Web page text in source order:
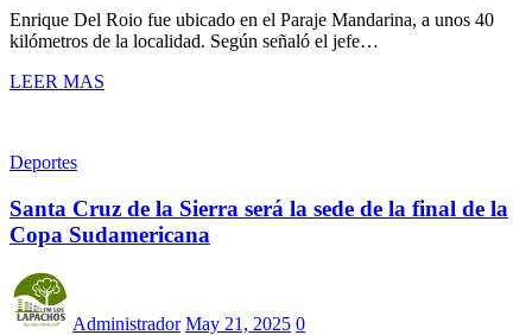
Enrique Del Roio fue ubicado en el Paraje Mandarina, a unos 40
kilómetros de la localidad. Según señaló el jefe…
LEER MAS
Deportes
Santa Cruz de la Sierra será la sede de la final de la
Copa Sudamericana
Administrador May 21, 2025 0